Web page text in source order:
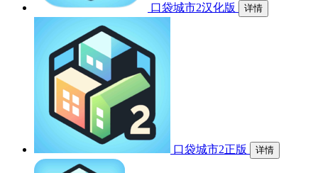
口袋城市2汉化版 详情
口袋城市2正版 详情